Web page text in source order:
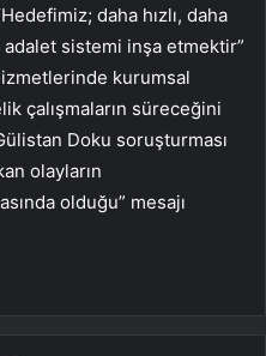
daha hızlı, daha
sistemi inşa etmektir”
kurumsal
çalışmaların süreceğini
Doku soruşturması
olayların
olduğu” mesajı